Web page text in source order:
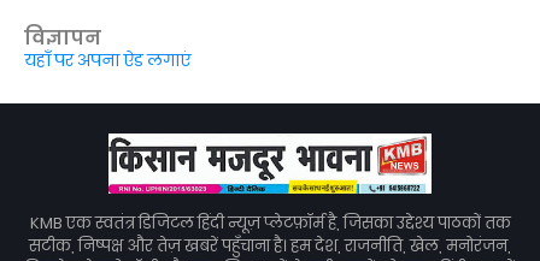
विज्ञापन
यहाँ पर अपना ऐड लगाएं
KMB एक स्वतंत्र डिजिटल हिंदी न्यूज़ प्लेटफ़ॉर्म है, जिसका उद्देश्य पाठकों तक
सटीक, निष्पक्ष और तेज़ खबरें पहुँचाना है। हम देश, राजनीति, खेल, मनोरंजन,